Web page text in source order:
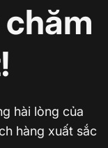
hài lòng của
hàng xuất sắc